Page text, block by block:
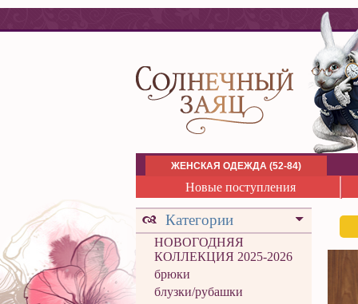
ЖЕНСКАЯ ОДЕЖДА (52-84)
Новые поступления
Категории
НОВОГОДНЯЯ
КОЛЛЕКЦИЯ 2025-2026
брюки
блузки/рубашки